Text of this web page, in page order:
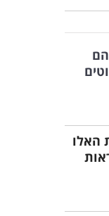
נוטים
האלו